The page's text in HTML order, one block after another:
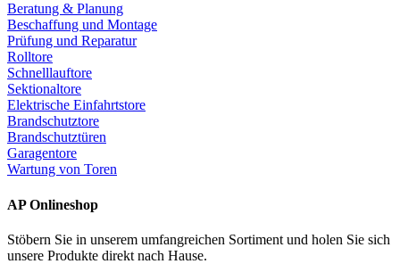
Beratung & Planung
Beschaffung und Montage
Prüfung und Reparatur
Rolltore
Schnelllauftore
Sektionaltore
Elektrische Einfahrtstore
Brandschutztore
Brandschutztüren
Garagentore
Wartung von Toren
AP Onlineshop
Stöbern Sie in unserem umfangreichen Sortiment und holen Sie sich
unsere Produkte direkt nach Hause.